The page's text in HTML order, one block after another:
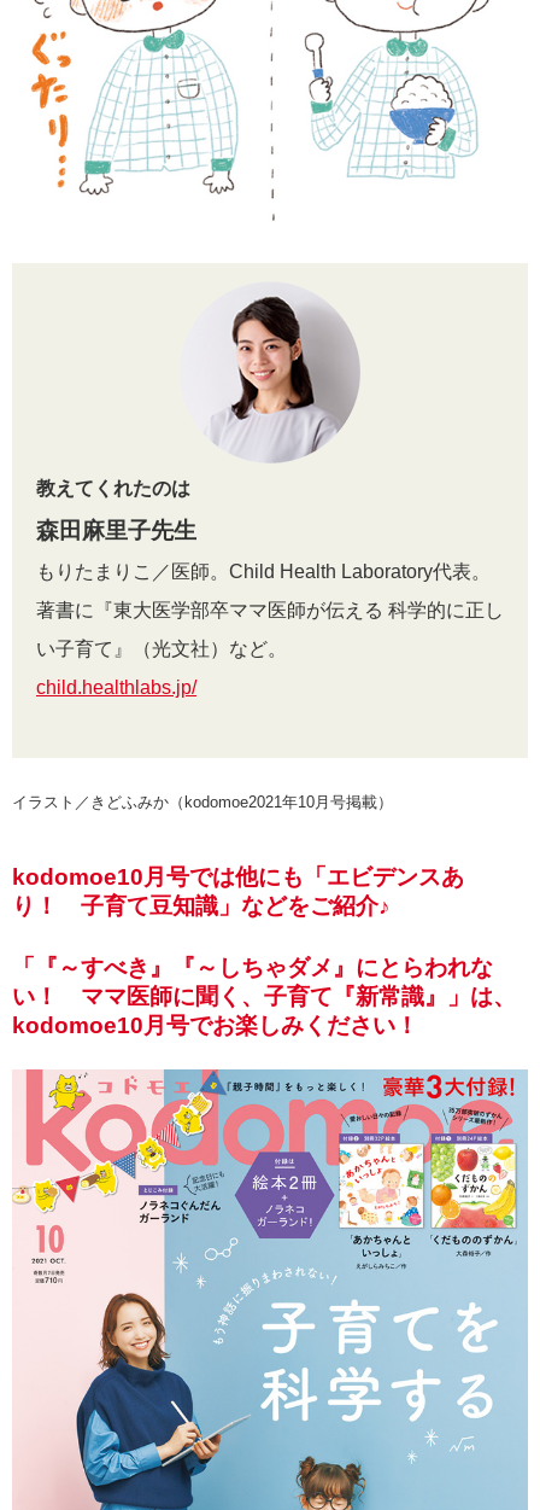
教えてくれたのは
森田麻里子先生
もりたまりこ／医師。Child Health Laboratory代表。
著書に『東大医学部卒ママ医師が伝える 科学的に正し
い子育て』（光文社）など。
child.healthlabs.jp/
イラスト／きどふみか（kodomoe2021年10月号掲載）
kodomoe10月号では他にも「エビデンスあ
り！ 子育て豆知識」などをご紹介♪
「『～すべき』『～しちゃダメ』にとらわれな
い！ ママ医師に聞く、子育て『新常識』」は、
kodomoe10月号でお楽しみください！